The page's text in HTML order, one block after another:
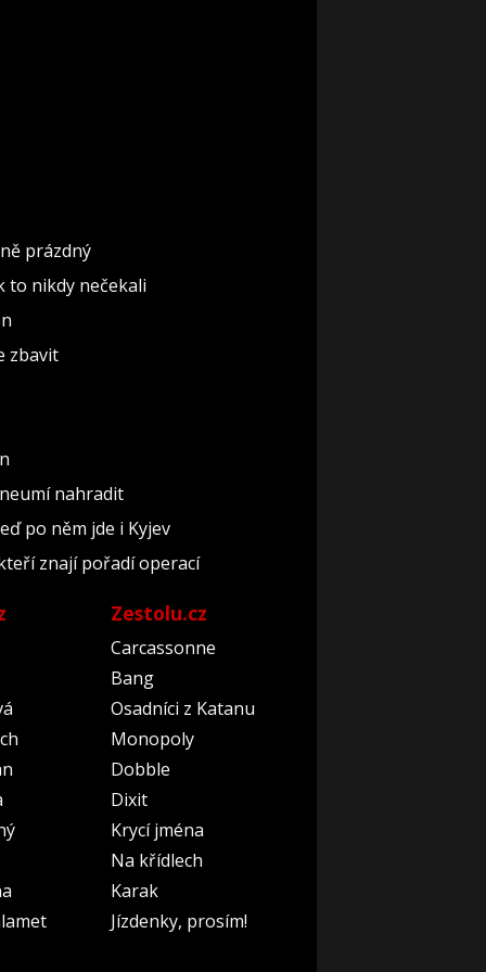
prázdný
to nikdy nečekali
zbavit
nahradit
po něm jde i Kyjev
znají pořadí operací
Zestolu.cz
Carcassonne
Bang
Osadníci z Katanu
Monopoly
Dobble
Dixit
Krycí jména
Na křídlech
Karak
Jízdenky, prosím!